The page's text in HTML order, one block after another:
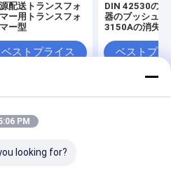
配送トランスフォ
ー用トランスフォ
ー型
ベストプライス
DIN 42530の電
器のブッシュ
3150Aの消失
ベストプラ
Policy
Ltd. All Rights Reserved.
PM
looking for?